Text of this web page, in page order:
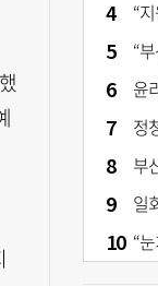
“지
“부
윤리
정청
부
일회
“눈